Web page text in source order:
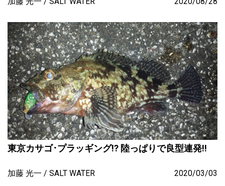
東京カサゴ･プラッギング!? 陸っぱりで良型連発!!
加藤 光一 SALT WATER 2020/03/03